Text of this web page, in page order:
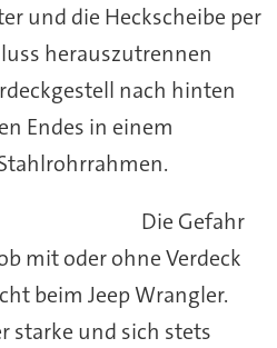
und die Heckscheibe per
herauszutrennen
nach hinten
Endes in einem
Die Gefahr
mit oder ohne Verdeck
beim Jeep Wrangler.
starke und sich stets